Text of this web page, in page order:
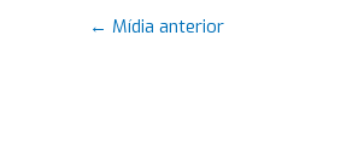
← Mídia anterior